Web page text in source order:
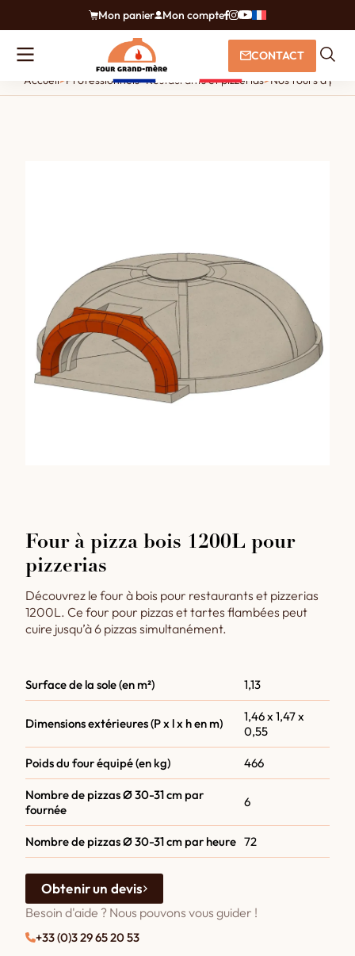
Mon panier Mon compte
CONTACT
Accueil>Professionnels>Restaurants et pizzerias>Nos fours à
Four à pizza bois 1200L pour
pizzerias
Découvrez le four à bois pour restaurants et pizzerias
1200L. Ce four pour pizzas et tartes flambées peut
cuire jusqu’à 6 pizzas simultanément.
Surface de la sole (en m²) 1,13
Dimensions extérieures (P x l x h en m)
1,46 x 1,47 x
0,55
Poids du four équipé (en kg) 466
Nombre de pizzas Ø 30-31 cm par
fournée
6
Nombre de pizzas Ø 30-31 cm par heure 72
Obtenir un devis
Besoin d'aide ? Nous pouvons vous guider !
+33 (0)3 29 65 20 53